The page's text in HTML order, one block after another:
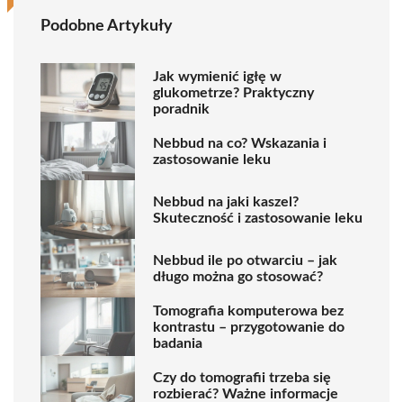
Podobne Artykuły
Jak wymienić igłę w
glukometrze? Praktyczny
poradnik
Nebbud na co? Wskazania i
zastosowanie leku
Nebbud na jaki kaszel?
Skuteczność i zastosowanie leku
Nebbud ile po otwarciu – jak
długo można go stosować?
Tomografia komputerowa bez
kontrastu – przygotowanie do
badania
Czy do tomografii trzeba się
rozbierać? Ważne informacje